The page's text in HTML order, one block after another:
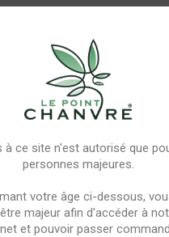
à ce site n'est autorisé que
personnes majeures.
votre âge ci-dessous,
majeur afin d'accéder à
et pouvoir passer
en CBD. Elle offre une
de cannabis de qualité.
doublé 10g doublé